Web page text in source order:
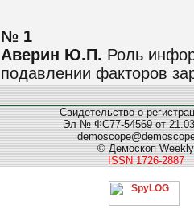
№ 1
Аверин Ю.П. Роль
подавлении факторов
Свидетельство о
Эл № ФС77-54569 от
© Демоскоп Weekly
ISSN 1726-2887